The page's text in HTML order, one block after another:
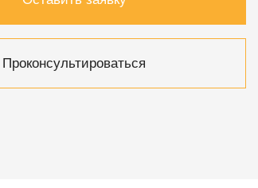
Проконсультироваться